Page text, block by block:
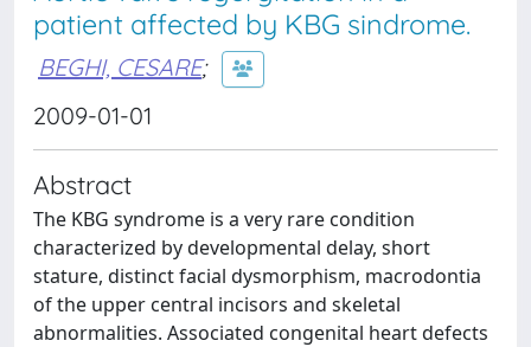
patient affected by KBG sindrome.
BEGHI, CESARE;
2009-01-01
Abstract
The KBG syndrome is a very rare condition
characterized by developmental delay, short
stature, distinct facial dysmorphism, macrodontia
of the upper central incisors and skeletal
abnormalities. Associated congenital heart defects